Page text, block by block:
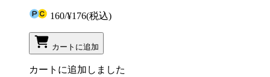
160/¥176(税込)
カートに追加
カートに追加しました